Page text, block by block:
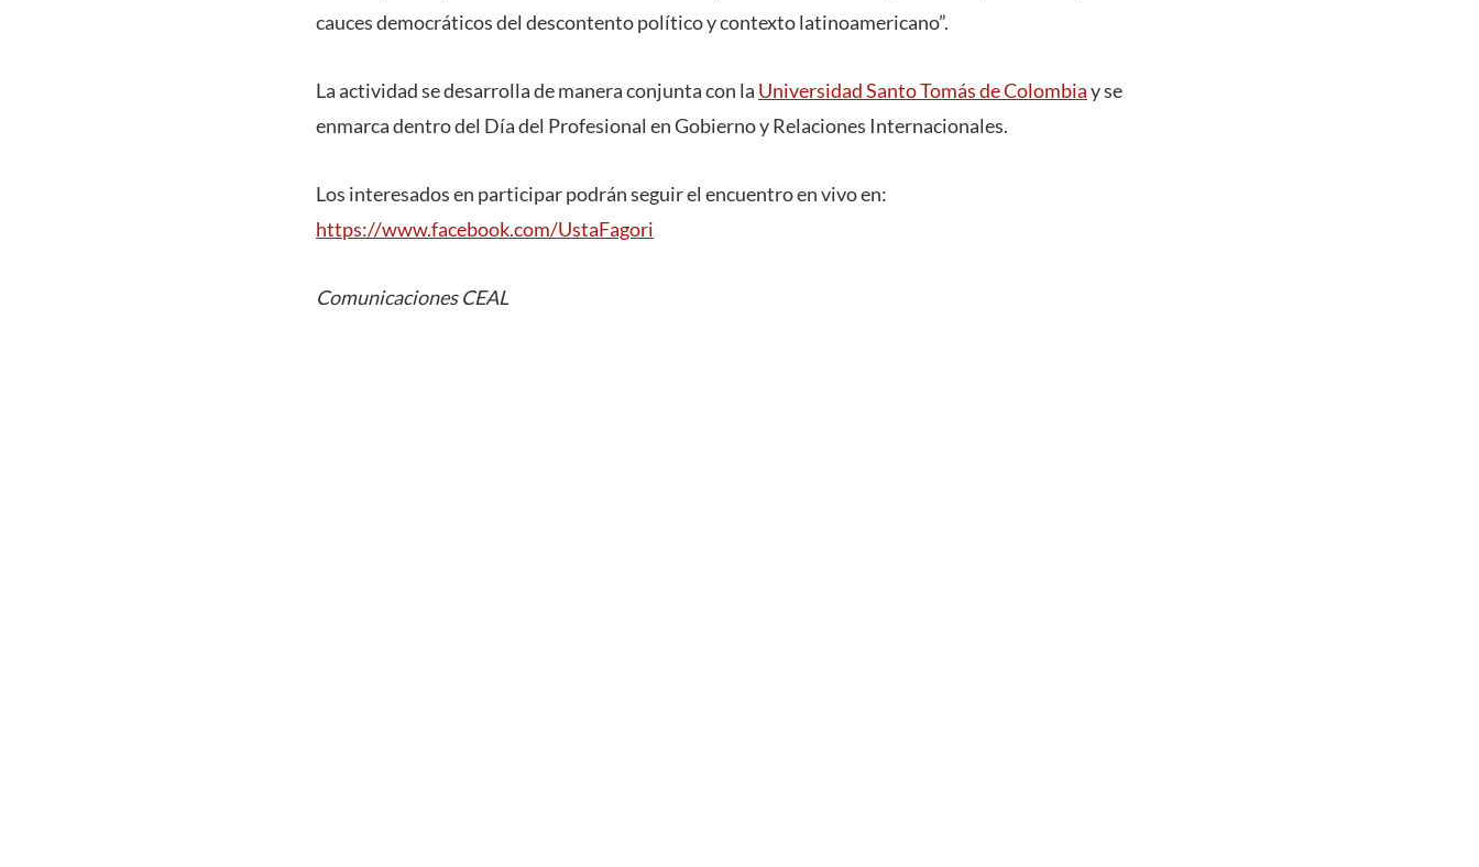
cauces democráticos del descontento político y contexto latinoamericano”.
La actividad se desarrolla de manera conjunta con la Universidad Santo Tomás de Colombiay se
enmarca dentro del Día del Profesional en Gobierno y Relaciones Internacionales.
Los interesados en participar podrán seguir el encuentro en vivo en:
https://www.facebook.com/UstaFagori
Comunicaciones CEAL